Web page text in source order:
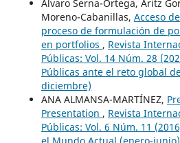
Álvaro Serna-Ortega, Aritz
Moreno-Cabanillas, Acceso
proceso de formulación de
en portfolios , Revista
Públicas: Vol. 14 Núm. 28
Públicas ante el reto global
diciembre)
ANA ALMANSA-MARTÍNEZ,
Presentation , Revista
Públicas: Vol. 6 Núm. 11